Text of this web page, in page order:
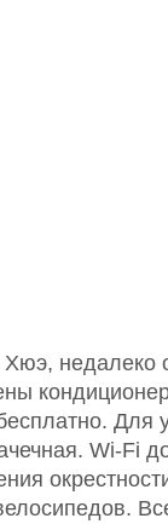
недалеко
Для
Wi-Fi